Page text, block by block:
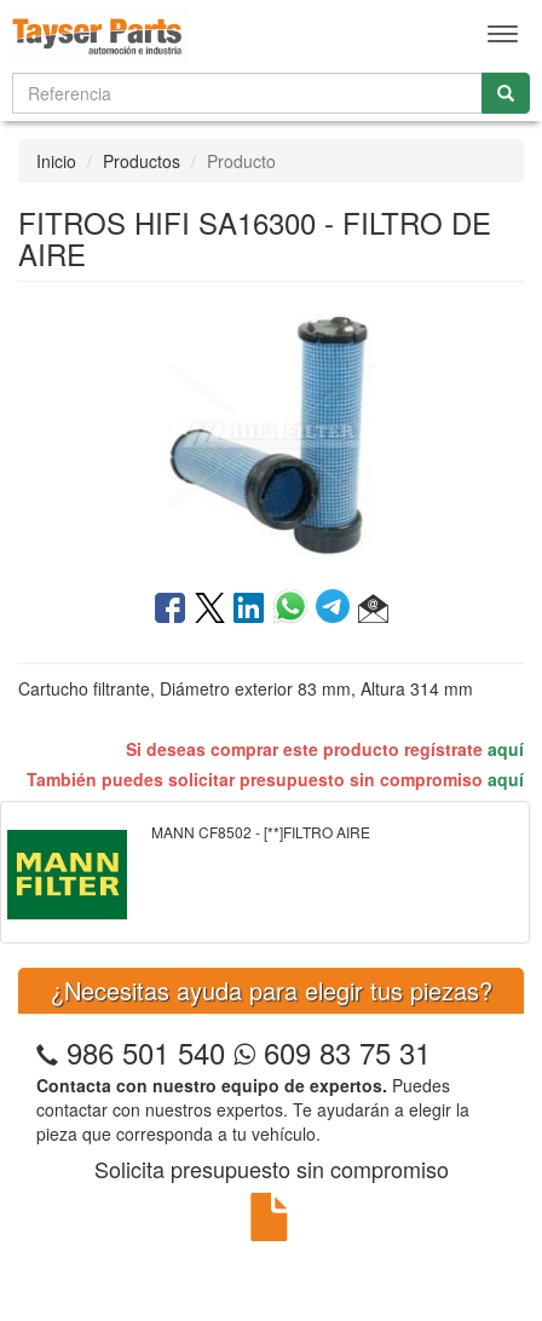
Inicio Productos Producto
FITROS HIFI SA16300 - FILTRO DE
AIRE
Cartucho filtrante, Diámetro exterior 83 mm, Altura 314 mm
Si deseas comprar este producto regístrate aquí
También puedes solicitar presupuesto sin compromiso aquí
MANN CF8502 - [**]FILTRO AIRE
¿Necesitas ayuda para elegir tus piezas?
986 501 540 609 83 75 31
Contacta con nuestro equipo de expertos. Puedes
contactar con nuestros expertos. Te ayudarán a elegir la
pieza que corresponda a tu vehículo.
Solicita presupuesto sin compromiso